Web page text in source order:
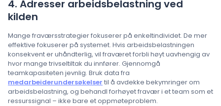
4. Adresser arbeidsbelastning ved
kilden
Mange fraværsstrategier fokuserer på enkeltindividet. De mer
effektive fokuserer på systemet. Hvis arbeidsbelastningen
konsekvent er uhåndterlig, vil fraværet forbli høyt uavhengig av
hvor mange trivseltiltak du innfører. Gjennomgå
teamkapasiteten jevnlig. Bruk data fra
medarbeiderundersøkelser til å avdekke bekymringer om
arbeidsbelastning, og behandl forhøyet fravær i et team som et
ressurssignal – ikke bare et oppmøteproblem.